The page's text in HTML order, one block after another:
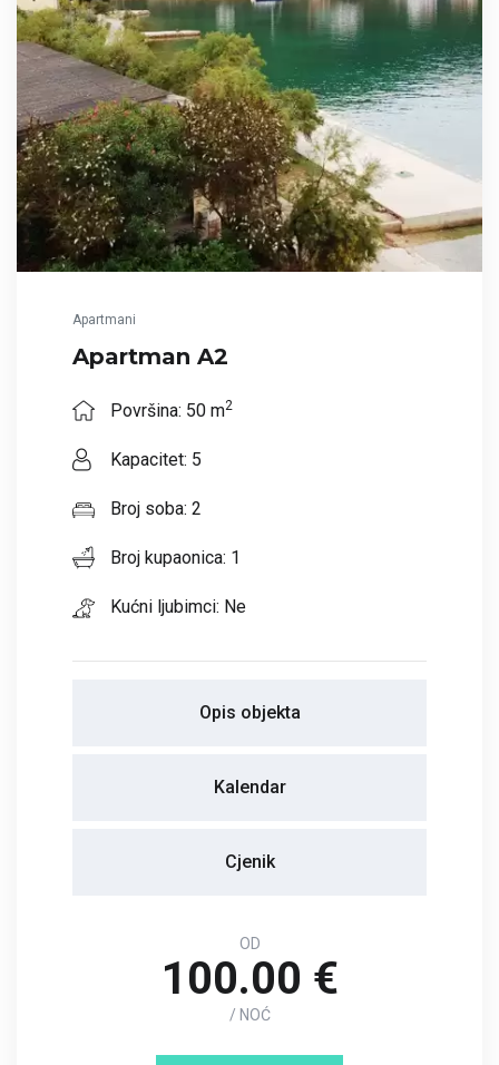
Apartmani
Apartman A2
Površina: 50 m2
Kapacitet: 5
Broj soba: 2
Broj kupaonica: 1
Kućni ljubimci: Ne
Opis objekta
Kalendar
Cjenik
OD
100.00 €
/ NOĆ